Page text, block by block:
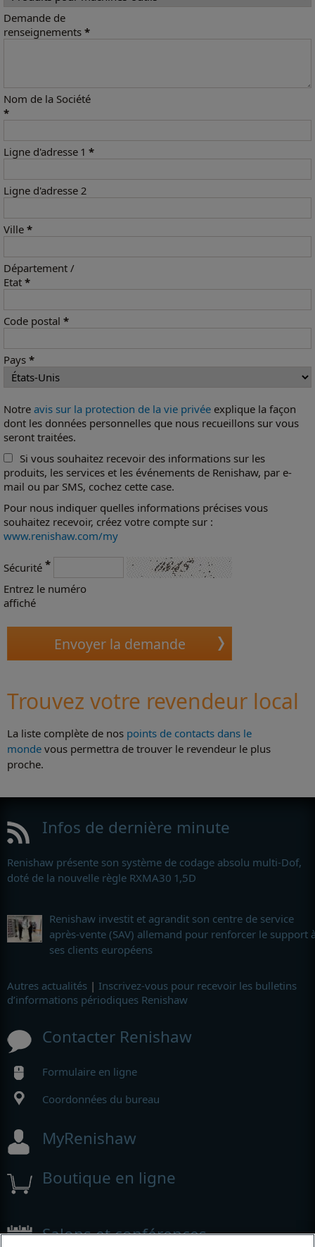
Demande de
renseignements *
Nom de la Société
*
Ligne d'adresse 1 *
Ligne d'adresse 2
Ville *
Département /
Etat *
Code postal *
Pays *
Notre avis sur la protection de la vie privée explique la façon
dont les données personnelles que nous recueillons sur vous
seront traitées.
Si vous souhaitez recevoir des informations sur les
produits, les services et les événements de Renishaw, par e-
mail ou par SMS, cochez cette case.
Pour nous indiquer quelles informations précises vous
souhaitez recevoir, créez votre compte sur :
www.renishaw.com/my
Sécurité *
Entrez le numéro
affiché
Trouvez votre revendeur local
La liste complète de nos points de contacts dans le
monde vous permettra de trouver le revendeur le plus
proche.
Infos de dernière minute
Renishaw présente son système de codage absolu multi-Dof,
doté de la nouvelle règle RXMA30 1,5D
Renishaw investit et agrandit son centre de service
après-vente (SAV) allemand pour renforcer le support
ses clients européens
Autres actualités | Inscrivez-vous pour recevoir les bulletins
d’informations périodiques Renishaw
Contacter Renishaw
Formulaire en ligne
Coordonnées du bureau
MyRenishaw
Boutique en ligne
Salons et conférences